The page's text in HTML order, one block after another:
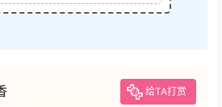
给TA打赏